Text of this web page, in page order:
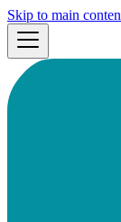
Skip to main